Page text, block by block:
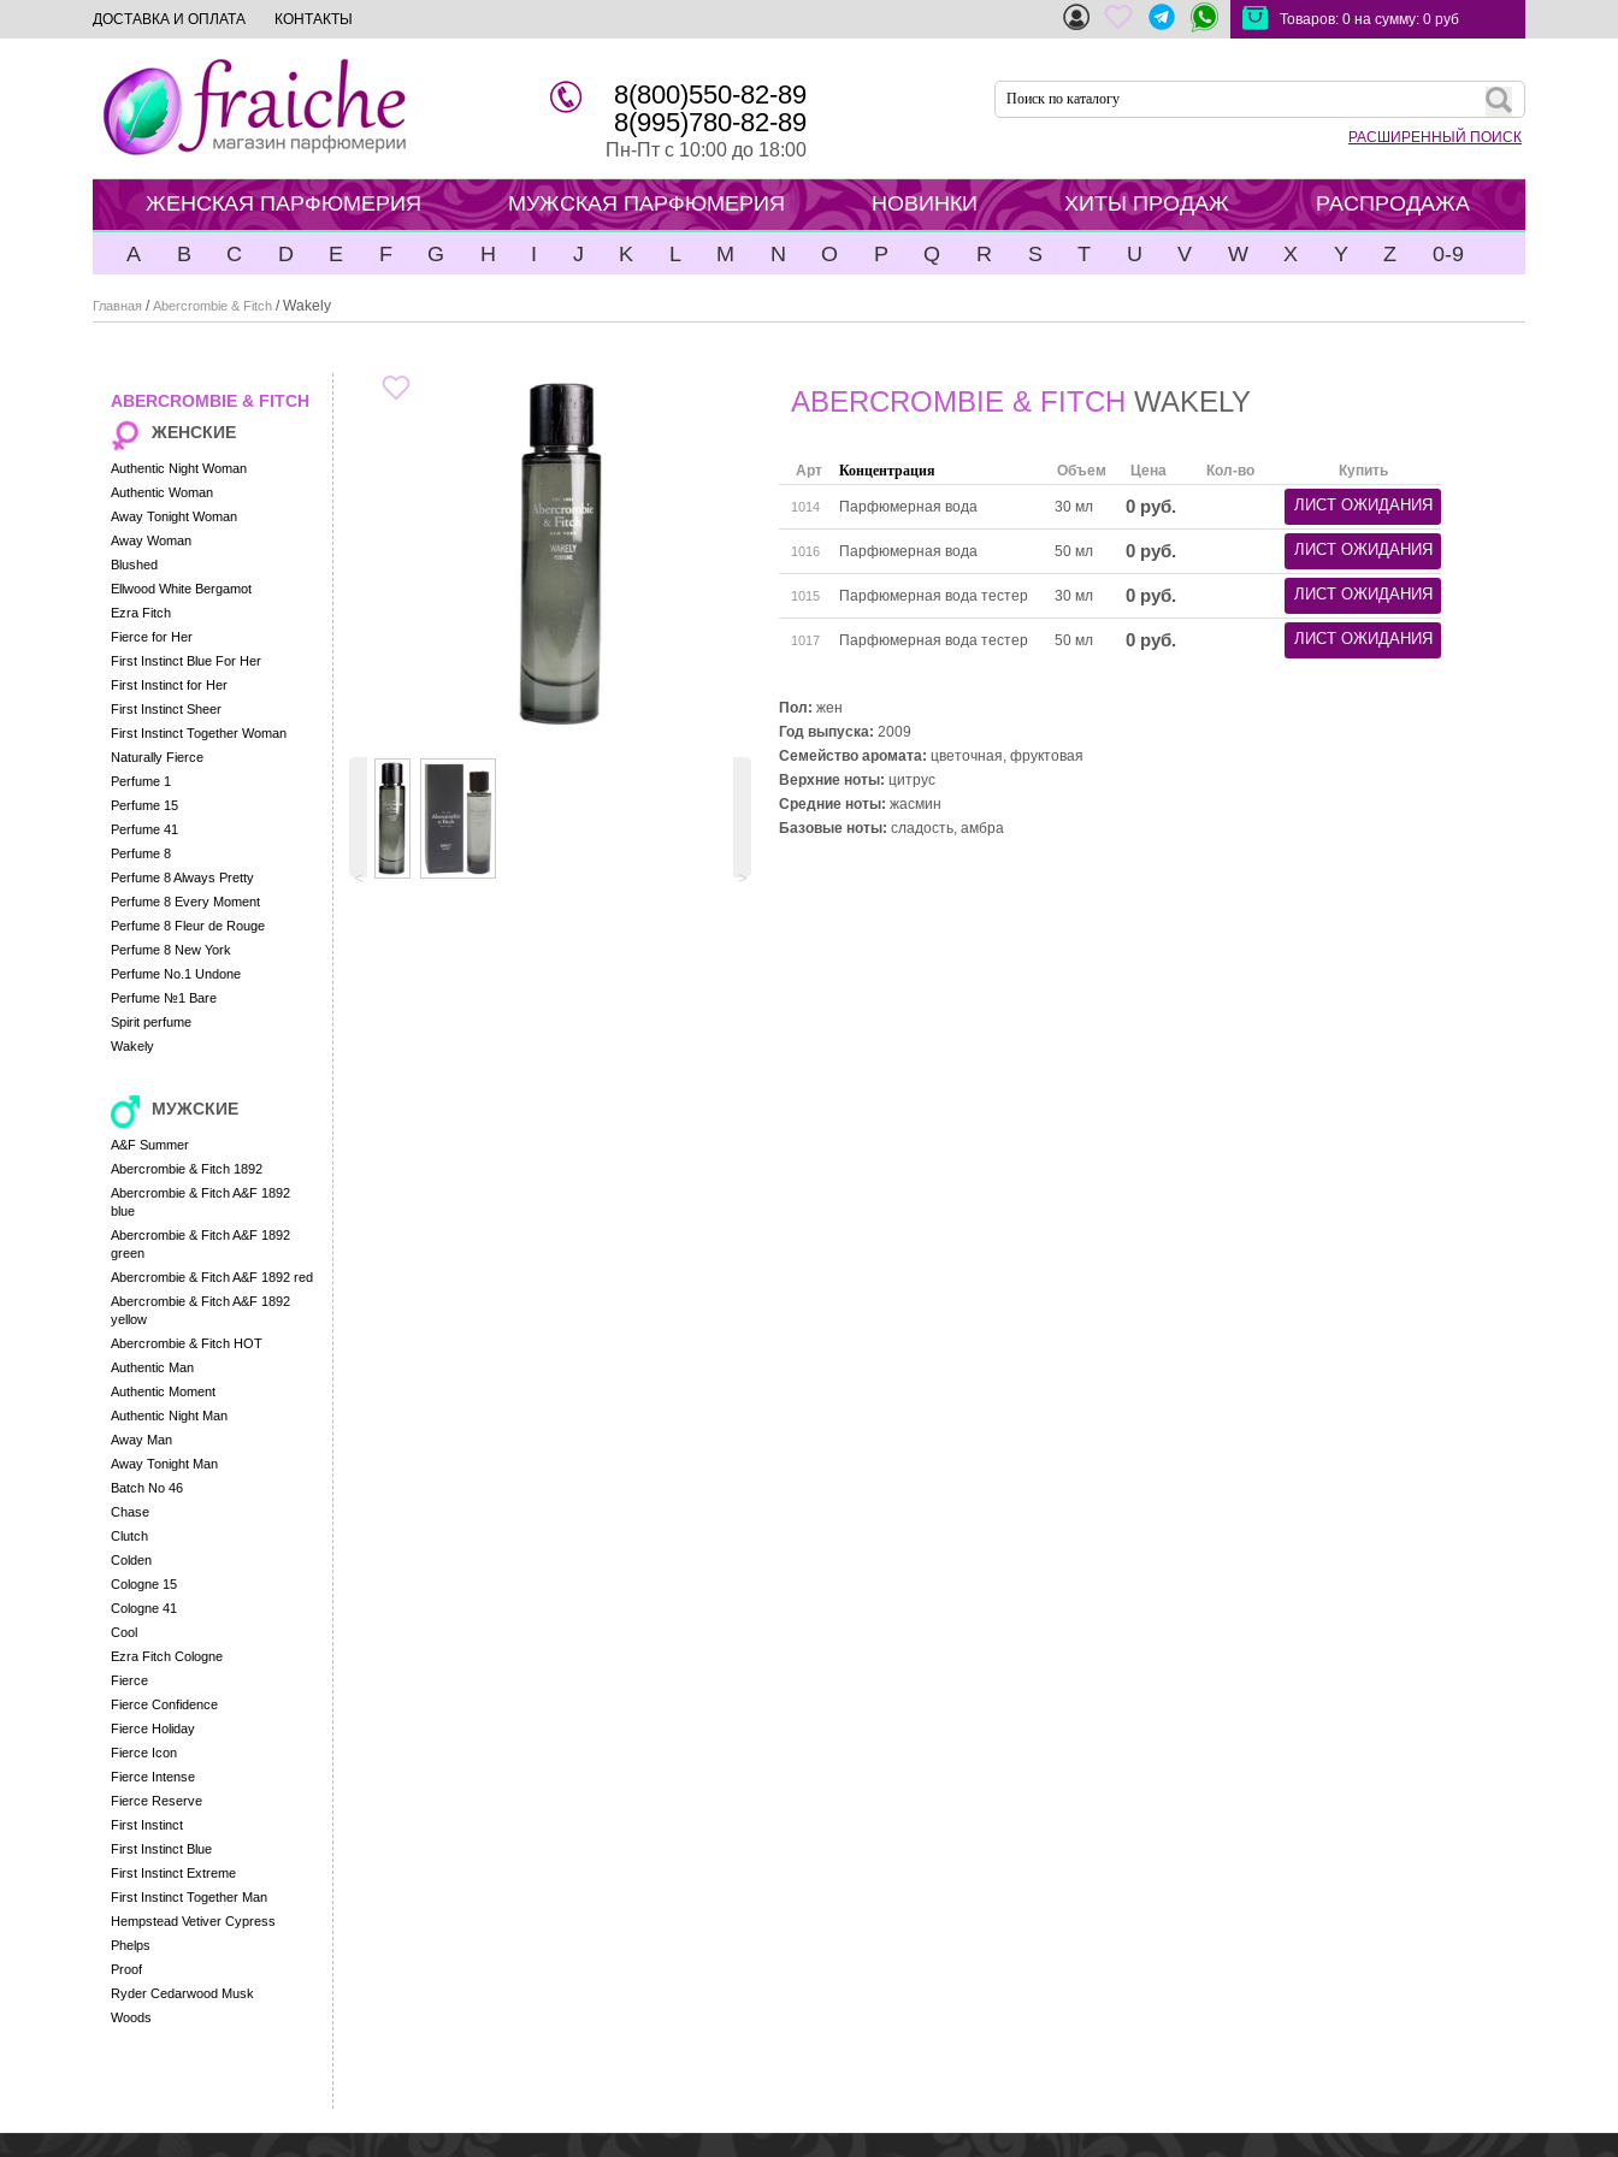
ДОСТАВКА И ОПЛАТА КОНТАКТЫ Товаров: 0 на сумму: 0 руб
8(800)550-82-89
8(995)780-82-89
Пн-Пт с 10:00 до 18:00
РАСШИРЕННЫЙ ПОИСК
ЖЕНСКАЯ ПАРФЮМЕРИЯ МУЖСКАЯ ПАРФЮМЕРИЯ НОВИНКИ ХИТЫ ПРОДАЖ РАСПРОДАЖА
A B C D E F G H I J K L M N O P Q R S T U V W X Y Z 0-9
Главная /Abercrombie & Fitch / Wakely
ABERCROMBIE & FITCH
ЖЕНСКИЕ
Authentic Night Woman
Authentic Woman
Away Tonight Woman
Away Woman
Blushed
Ellwood White Bergamot
Ezra Fitch
Fierce for Her
First Instinct Blue For Her
First Instinct for Her
First Instinct Sheer
First Instinct Together Woman
Naturally Fierce
Perfume 1
Perfume 15
Perfume 41
Perfume 8
Perfume 8 Always Pretty
Perfume 8 Every Moment
Perfume 8 Fleur de Rouge
Perfume 8 New York
Perfume No.1 Undone
Perfume №1 Bare
Spirit perfume
Wakely
МУЖСКИЕ
A&F Summer
Abercrombie & Fitch 1892
Abercrombie & Fitch A&F 1892
blue
Abercrombie & Fitch A&F 1892
green
Abercrombie & Fitch A&F 1892 red
Abercrombie & Fitch A&F 1892
yellow
Abercrombie & Fitch HOT
Authentic Man
Authentic Moment
Authentic Night Man
Away Man
Away Tonight Man
Batch No 46
Chase
Clutch
Colden
Cologne 15
Cologne 41
Cool
Ezra Fitch Cologne
Fierce
Fierce Confidence
Fierce Holiday
Fierce Icon
Fierce Intense
Fierce Reserve
First Instinct
First Instinct Blue
First Instinct Extreme
First Instinct Together Man
Hempstead Vetiver Cypress
Phelps
Proof
Ryder Cedarwood Musk
Woods
˂ ˃
ABERCROMBIE & FITCH WAKELY
Арт Концентрация Объем Цена Кол-во Купить
1014 Парфюмерная вода 30 мл 0 руб. ЛИСТ ОЖИДАНИЯ
1016 Парфюмерная вода 50 мл 0 руб. ЛИСТ ОЖИДАНИЯ
1015 Парфюмерная вода тестер 30 мл 0 руб. ЛИСТ ОЖИДАНИЯ
1017 Парфюмерная вода тестер 50 мл 0 руб. ЛИСТ ОЖИДАНИЯ
Пол: жен
Год выпуска: 2009
Семейство аромата: цветочная, фруктовая
Верхние ноты: цитрус
Средние ноты: жасмин
Базовые ноты: сладость, амбра